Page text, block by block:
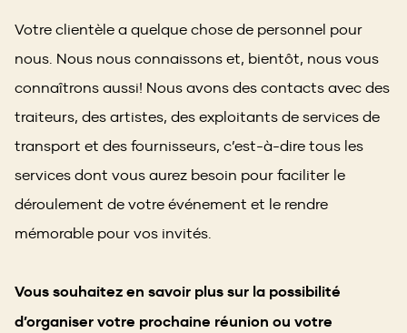
Votre clientèle a quelque chose de personnel pour
nous. Nous nous connaissons et, bientôt, nous vous
connaîtrons aussi! Nous avons des contacts avec des
traiteurs, des artistes, des exploitants de services de
transport et des fournisseurs, c’est-à-dire tous les
services dont vous aurez besoin pour faciliter le
déroulement de votre événement et le rendre
mémorable pour vos invités.
Vous souhaitez en savoir plus sur la possibilité
d’organiser votre prochaine réunion ou votre